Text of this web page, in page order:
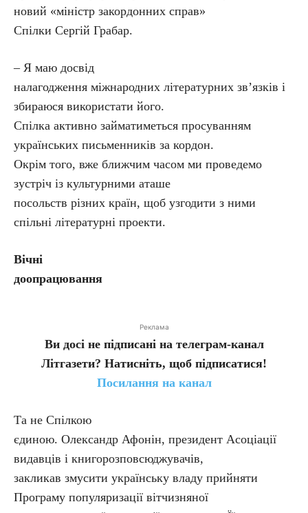
новий «міністр закордонних справ»
Спілки Сергій Грабар.
– Я маю досвід
налагодження міжнародних літературних зв’язків і
збираюся використати його.
Спілка активно займатиметься просуванням
українських письменників за кордон.
Окрім того, вже ближчим часом ми проведемо
зустріч із культурними аташе
посольств різних країн, щоб узгодити з ними
спільні літературні проекти.
Вічні
доопрацювання
Реклама
Ви досі не підписані на телеграм-канал
Літгазети? Натисніть, щоб підписатися!
Посилання на канал
Та не Спілкою
єдиною. Олександр Афонін, президент Асоціації
видавців і книгорозповсюджувачів,
закликав змусити українську владу прийняти
Програму популяризації вітчизняної